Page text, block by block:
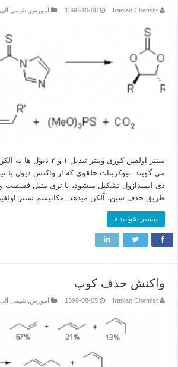
Iranian Chemist
1398-10-08 آموزش شیمی آلی
سنتز اولفین کوری وینتر
می گویند. تیوکربنات حلقوی که از واکنش دیول با
دی ایمیدازول تشکیل میشود، با تری متیل فسفیت
طریق حذف سین، آلکن میدهد. مکانیسم سنتز
بیشتر بخوانید »
واکنش حذف کوپ
Iranian Chemist
1398-08-05 آموزش شیمی آلی